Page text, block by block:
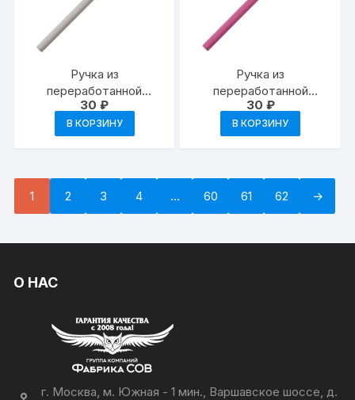
Ручка из
переработанной
бумаги с колпачком
«Recycled» — светло-
серый
30₽
В КОРЗИНУ
Ручка из
переработанной
бумаги с колпачком
«Recycled» — фуксия
30 ₽
В КОРЗИНУ
1 2 3 4 … 60 61 62 →
О НАС
г. Москва, м. Южная - 1 мин., Варшавское шоссе, д.